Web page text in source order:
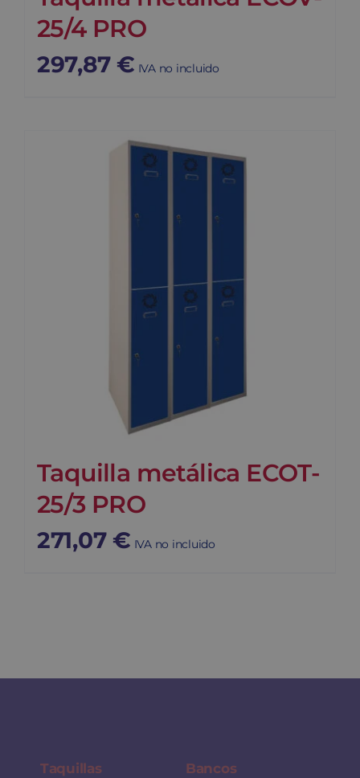
25/4 PRO
297,87 € IVA no incluido
Taquilla metálica ECOT-
25/3 PRO
271,07 € IVA no incluido
Taquillas Bancos